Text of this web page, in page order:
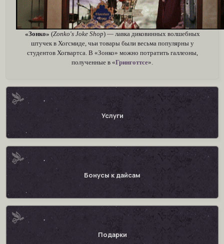
«Зонко» (Zonko's Joke Shop) — лавка диковинных волшебных
штучек в Хогсмиде, чьи товары были весьма популярны у
студентов Хогвартса. В «Зонко» можно потратить галлеоны,
полученные в «Гринготтсе».
Услуги
Бонусы к дайсам
Подарки